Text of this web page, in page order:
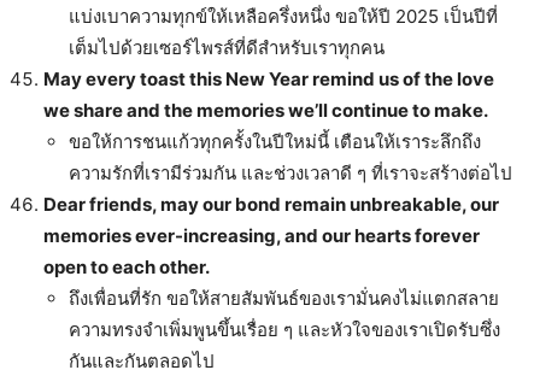
แบ่งเบาความทุกข์ให้เหลือครึ่งหนึ่ง ขอให้ปี 2025 เป็นปีที่
เต็มไปด้วยเซอร์ไพรส์ที่ดีสำหรับเราทุกคน
May every toast this New Year remind us of the love
we share and the memories we’ll continue to make.
ขอให้การชนแก้วทุกครั้งในปีใหม่นี้ เตือนให้เราระลึกถึง
ความรักที่เรามีร่วมกัน และช่วงเวลาดี ๆ ที่เราจะสร้างต่อไป
Dear friends, may our bond remain unbreakable, our
memories ever-increasing, and our hearts forever
open to each other.
ถึงเพื่อนที่รัก ขอให้สายสัมพันธ์ของเรามั่นคงไม่แตกสลาย
ความทรงจำเพิ่มพูนขึ้นเรื่อย ๆ และหัวใจของเราเปิดรับซึ่ง
กันและกันตลอดไป